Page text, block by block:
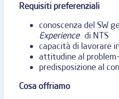
Requisiti preferenziali
conoscenza del SW
Experiencedi NTS
capacità di lavorare
attitudine al
predisposizione al
Cosa offriamo